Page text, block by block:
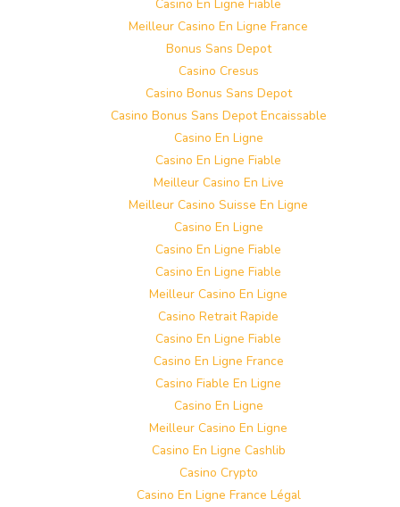
Casino En Ligne Fiable
Meilleur Casino En Ligne France
Bonus Sans Depot
Casino Cresus
Casino Bonus Sans Depot
Casino Bonus Sans Depot Encaissable
Casino En Ligne
Casino En Ligne Fiable
Meilleur Casino En Live
Meilleur Casino Suisse En Ligne
Casino En Ligne
Casino En Ligne Fiable
Casino En Ligne Fiable
Meilleur Casino En Ligne
Casino Retrait Rapide
Casino En Ligne Fiable
Casino En Ligne France
Casino Fiable En Ligne
Casino En Ligne
Meilleur Casino En Ligne
Casino En Ligne Cashlib
Casino Crypto
Casino En Ligne France Légal